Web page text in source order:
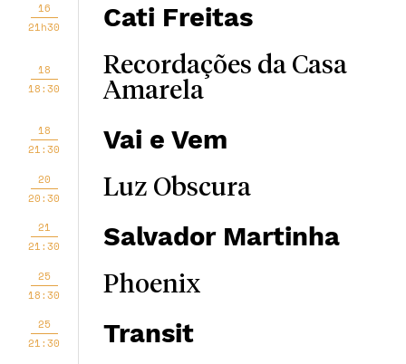
16
21h30
Cati Freitas
18
18:30
Recordações da Casa
Amarela
18
21:30
Vai e Vem
20
20:30
Luz Obscura
21
21:30
Salvador Martinha
25
18:30
Phoenix
25
21:30
Transit